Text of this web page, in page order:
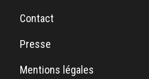
Contact
Presse
Mentions légales